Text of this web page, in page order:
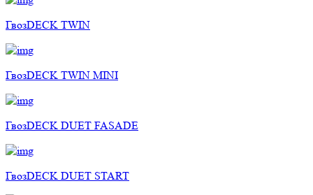
ГвозDECK TWIN
ГвозDECK TWIN MINI
ГвозDECK DUET FASADE
ГвозDECK DUET START